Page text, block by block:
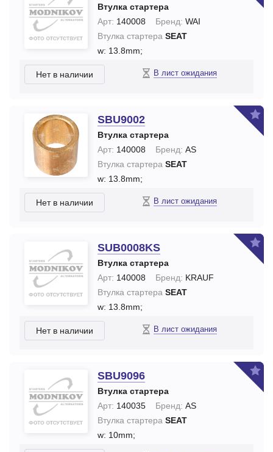
Втулка стартера
Арт: 140008 Бренд: WAI
Втулка стартера SEAT
w: 13.8mm;
Нет в наличии В лист ожидания
SBU9002
Втулка стартера
Арт: 140008 Бренд: AS
Втулка стартера SEAT
w: 13.8mm;
Нет в наличии В лист ожидания
SUB0008KS
Втулка стартера
Арт: 140008 Бренд: KRAUF
Втулка стартера SEAT
w: 13.8mm;
Нет в наличии В лист ожидания
SBU9096
Втулка стартера
Арт: 140035 Бренд: AS
Втулка стартера SEAT
w: 10mm;